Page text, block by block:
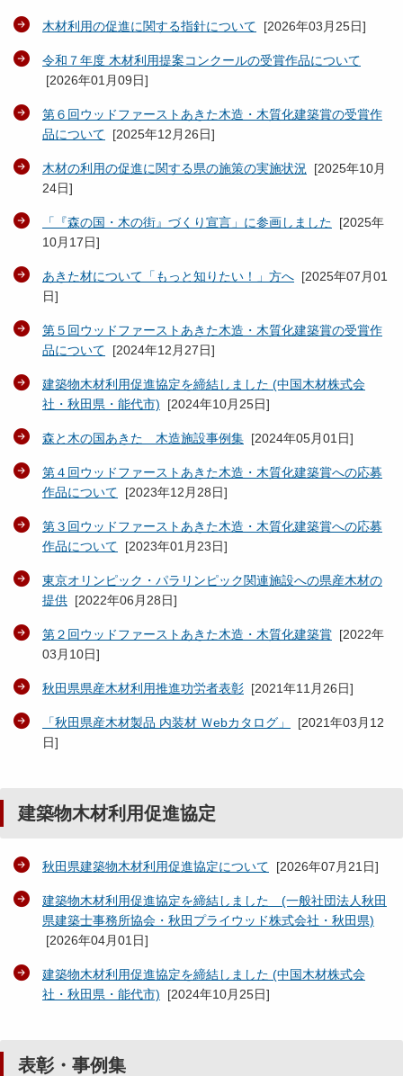
木材利用の促進に関する指針について [2026年03月25日]
令和７年度 木材利用提案コンクールの受賞作品について
[2026年01月09日]
第６回ウッドファーストあきた木造・木質化建築賞の受賞作
品について [2025年12月26日]
木材の利用の促進に関する県の施策の実施状況 [2025年10月
24日]
「『森の国・木の街』づくり宣言」に参画しました [2025年
10月17日]
あきた材について「もっと知りたい！」方へ [2025年07月01
日]
第５回ウッドファーストあきた木造・木質化建築賞の受賞作
品について [2024年12月27日]
建築物木材利用促進協定を締結しました (中国木材株式会
社・秋田県・能代市) [2024年10月25日]
森と木の国あきた 木造施設事例集 [2024年05月01日]
第４回ウッドファーストあきた木造・木質化建築賞への応募
作品について [2023年12月28日]
第３回ウッドファーストあきた木造・木質化建築賞への応募
作品について [2023年01月23日]
東京オリンピック・パラリンピック関連施設への県産木材の
提供 [2022年06月28日]
第２回ウッドファーストあきた木造・木質化建築賞 [2022年
03月10日]
秋田県県産木材利用推進功労者表彰 [2021年11月26日]
「秋田県産木材製品 内装材 Ｗebカタログ」 [2021年03月12
日]
建築物木材利用促進協定
秋田県建築物木材利用促進協定について [2026年07月21日]
建築物木材利用促進協定を締結しました (一般社団法人秋田
県建築士事務所協会・秋田プライウッド株式会社・秋田県)
[2026年04月01日]
建築物木材利用促進協定を締結しました (中国木材株式会
社・秋田県・能代市) [2024年10月25日]
表彰・事例集